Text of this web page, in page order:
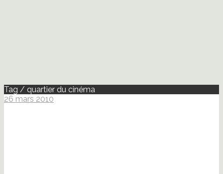
Tag / quartier du cinéma
26 mars 2010